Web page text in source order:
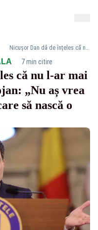
Nicușor Dan dă de înțeles că nu l-ar mai nominaliza pe Ilie Bolojan: „Nu aș vrea să numesc un Guvern care să nască o altă criză!”
· 7 min citire
că nu l-ar mai
„Nu aș vrea
să nască o